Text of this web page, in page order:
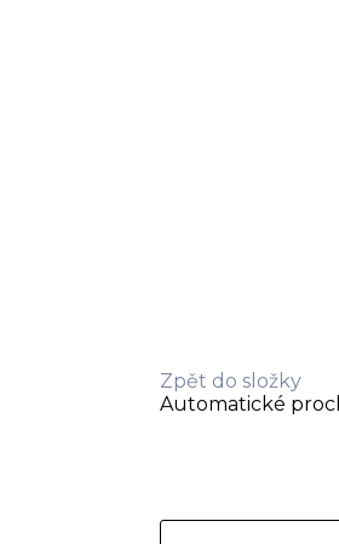
Zpět do složky
Automatické